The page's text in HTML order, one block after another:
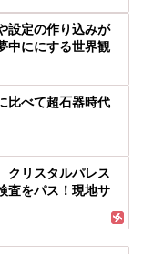
設定の作り込みが
中ににする世界観
比べて超石器時代
クリスタルパレス
査をパス！現地サ